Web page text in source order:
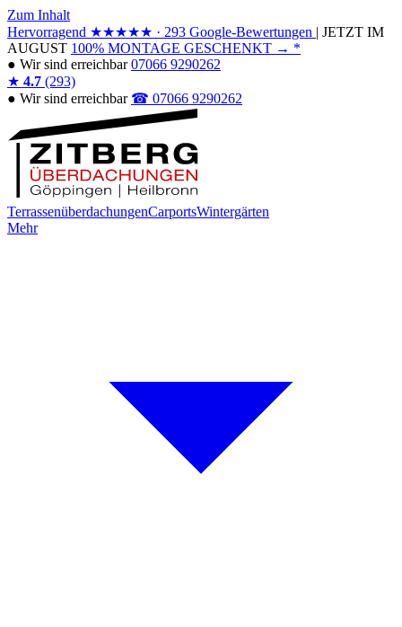
Zum Inhalt
Hervorragend ★★★★★ · 293 Google-Bewertungen | JETZT IM
AUGUST 100% MONTAGE GESCHENKT → *
● Wir sind erreichbar 07066 9290262
★ 4.7 (293)
● Wir sind erreichbar ☎ 07066 9290262
TerrassenüberdachungenCarportsWintergärten
Mehr